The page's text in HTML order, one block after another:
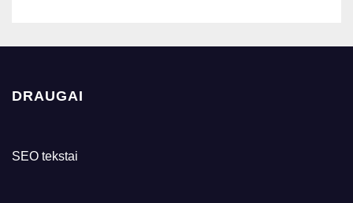
DRAUGAI
SEO tekstai